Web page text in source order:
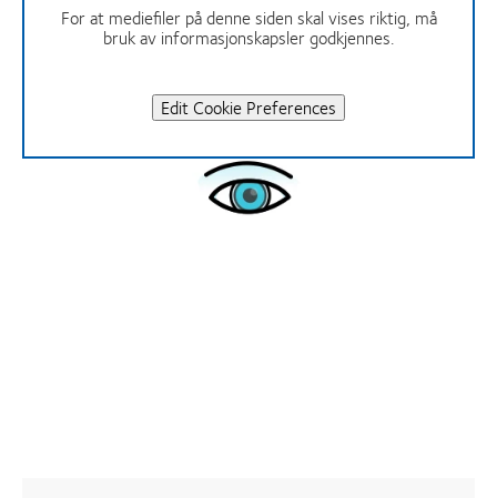
For at mediefiler på denne siden skal vises riktig, må
bruk av informasjonskapsler godkjennes.
Edit Cookie Preferences